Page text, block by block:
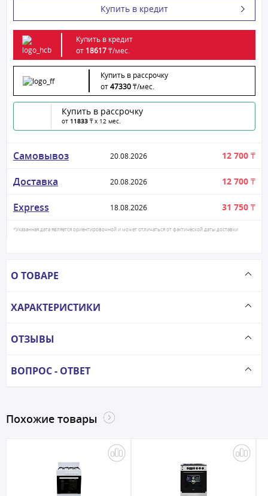
Купить в кредит
Купить в кредит
от 18617₸/мес.
Купить в рассрочку
от47330₸/мес.
Купить в рассрочку
от 11833 ₸ x 12 мес.
Самовывоз 20.08.2026 12 700 ₸
Доставка 20.08.2026 12 700 ₸
Express 18.08.2026 31 750 ₸
*Указанная дата является ориентировочной и может отличаться от фактической даты доставки
О ТОВАРЕ
ХАРАКТЕРИСТИКИ
ОТЗЫВЫ
ВОПРОС - ОТВЕТ
Похожие товары